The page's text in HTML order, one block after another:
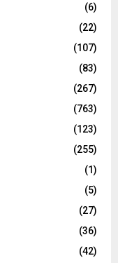
(6)
(22)
(107)
(83)
(267)
(763)
(123)
(255)
(1)
(5)
(27)
(36)
(42)